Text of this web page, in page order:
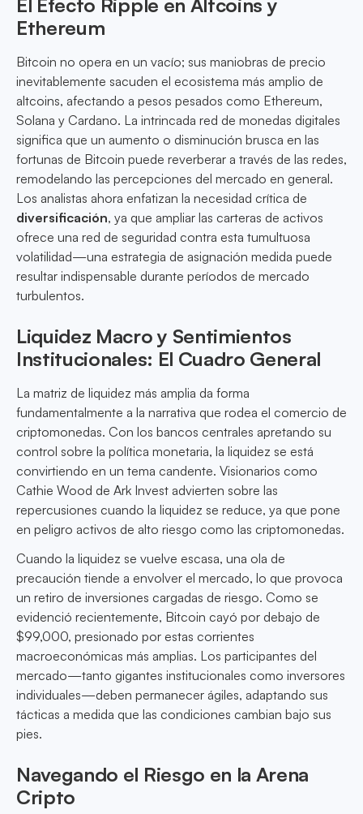
El Efecto Ripple en Altcoins y
Ethereum
Bitcoin no opera en un vacío; sus maniobras de precio
inevitablemente sacuden el ecosistema más amplio de
altcoins, afectando a pesos pesados como Ethereum,
Solana y Cardano. La intrincada red de monedas digitales
significa que un aumento o disminución brusca en las
fortunas de Bitcoin puede reverberar a través de las redes,
remodelando las percepciones del mercado en general.
Los analistas ahora enfatizan la necesidad crítica de
diversificación, ya que ampliar las carteras de activos
ofrece una red de seguridad contra esta tumultuosa
volatilidad—una estrategia de asignación medida puede
resultar indispensable durante períodos de mercado
turbulentos.
Liquidez Macro y Sentimientos
Institucionales: El Cuadro General
La matriz de liquidez más amplia da forma
fundamentalmente a la narrativa que rodea el comercio de
criptomonedas. Con los bancos centrales apretando su
control sobre la política monetaria, la liquidez se está
convirtiendo en un tema candente. Visionarios como
Cathie Wood de Ark Invest advierten sobre las
repercusiones cuando la liquidez se reduce, ya que pone
en peligro activos de alto riesgo como las criptomonedas.
Cuando la liquidez se vuelve escasa, una ola de
precaución tiende a envolver el mercado, lo que provoca
un retiro de inversiones cargadas de riesgo. Como se
evidenció recientemente, Bitcoin cayó por debajo de
$99,000, presionado por estas corrientes
macroeconómicas más amplias. Los participantes del
mercado—tanto gigantes institucionales como inversores
individuales—deben permanecer ágiles, adaptando sus
tácticas a medida que las condiciones cambian bajo sus
pies.
Navegando el Riesgo en la Arena
Cripto